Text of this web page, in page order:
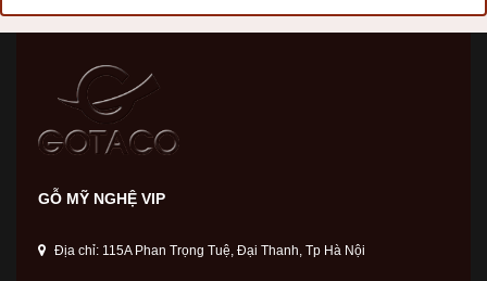
GỖ MỸ NGHỆ VIP
Địa chỉ: 115A Phan Trọng Tuệ, Đại Thanh, Tp Hà Nội